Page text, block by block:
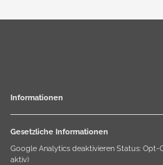
Informationen
Gesetzliche Informationen
Google Analytics deaktivieren Status: Opt-
aktiv)